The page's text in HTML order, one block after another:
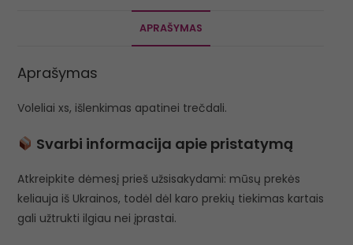
APRAŠYMAS
Aprašymas
Voleliai xs, išlenkimas apatinei trečdali.
Svarbi informacija apie pristatymą
Atkreipkite dėmesį prieš užsisakydami: mūsų prekės
keliauja iš Ukrainos, todėl dėl karo prekių tiekimas kartais
gali užtrukti ilgiau nei įprastai.